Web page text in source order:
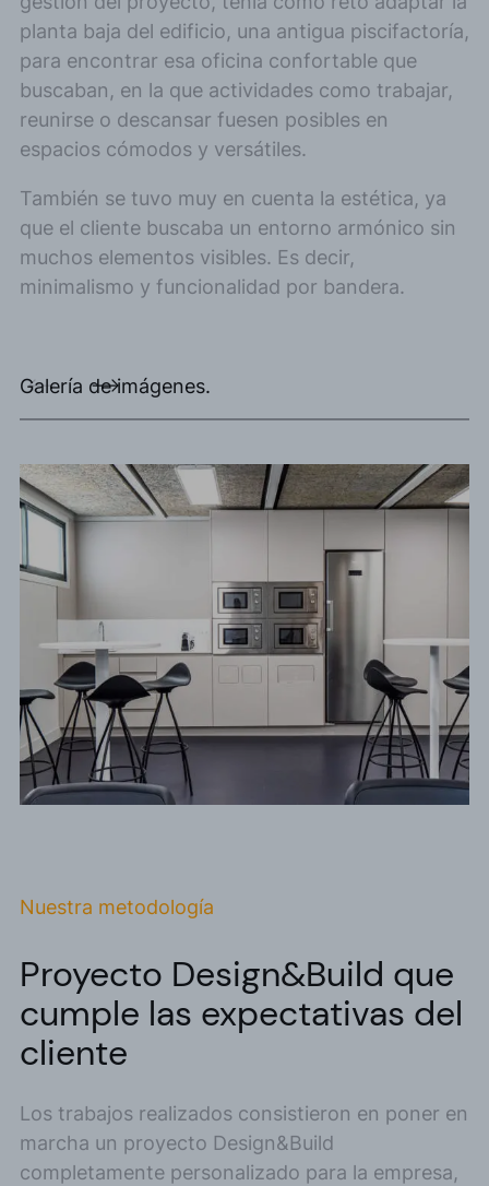
planta baja del edificio, una antigua piscifactoría,
para encontrar esa oficina confortable que
buscaban, en la que actividades como trabajar,
reunirse o descansar fuesen posibles en
espacios cómodos y versátiles.
También se tuvo muy en cuenta la estética, ya
que el cliente buscaba un entorno armónico sin
muchos elementos visibles. Es decir,
minimalismo y funcionalidad por bandera.
Galería de imágenes.
Nuestra metodología
Proyecto Design&Build que
cumple las expectativas del
cliente
Los trabajos realizados consistieron en poner en
marcha un proyecto Design&Build
completamente personalizado para la empresa,